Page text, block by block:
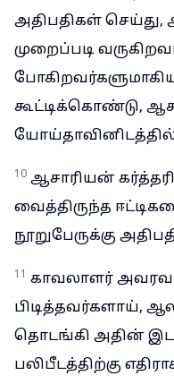
அதிபதிகள்
முறைப்படி
கூட்டிக்கொண்டு,
10 ஆசாரியன்
வைத்திருந்த
நூறுபேருக்கு
11 காவலாளர்
பிடித்தவர்களாய்,
தொடங்கி அதின்
பலிபீடத்திற்கு